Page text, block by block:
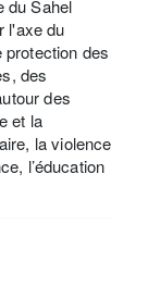
du Sahel
l'axe du
des
des
des
et la
la violence
l’éducation